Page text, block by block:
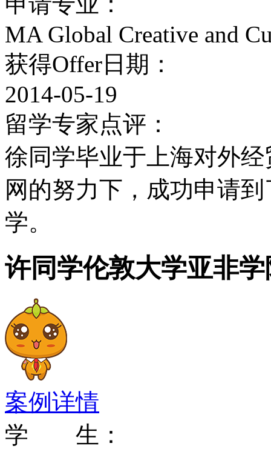
等课程。
预科课程介绍
● 大学预科课程：经济
学、艺术学、心理学、
关系
伦敦大学SOAS学院的
课程紧密结合，既教授
业课程， 是为 学术背景
英国大学设计的，学生
学专业课的基本知识，
的基础。 SOAS预科开
全英大学的认可，声誉
这里成功的进入英国各
MA Global Creative and
获得Offer日期：
2014-05-19
留学专家点评：
徐同学毕业于上海对外
网的努力下，成功申请
学。
许同学伦敦大学亚非
案例详情
学 生：